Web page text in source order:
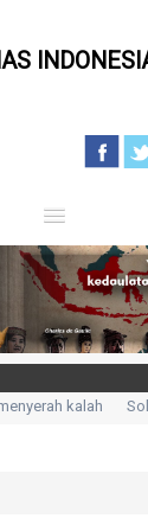
kalah